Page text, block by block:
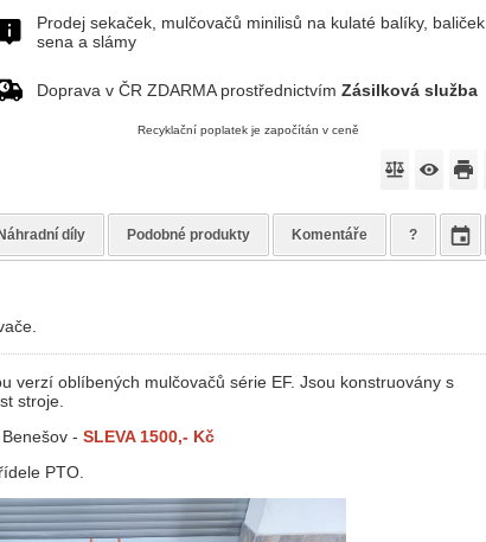
Prodej sekaček, mulčovačů minilisů na kulaté balíky, baliček
sena a slámy
Doprava v ČR ZDARMA prostřednictvím Zásilková služba
Recyklační poplatek je započítán v ceně
Náhradní díly Podobné produkty Komentáře ?
verzí oblíbených mulčovačů série EF. Jsou konstruovány s
stroje.
- SLEVA 1500,- Kč
PTO.